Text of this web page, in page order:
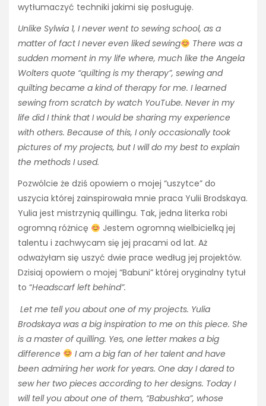
wytłumaczyć techniki jakimi się posługuję.
Unlike Sylwia 1, I never went to sewing school, as a
matter of fact I never even liked sewing
There was a
sudden moment in my life where, much like the Angela
Wolters quote “quilting is my therapy”, sewing and
quilting became a kind of therapy for me. I learned
sewing from scratch by watch YouTube. Never in my
life did I think that I would be sharing my experience
with others. Because of this, I only occasionally took
pictures of my projects, but I will do my best to explain
the methods I used.
Pozwólcie że dziś opowiem o mojej “uszytce” do
uszycia której zainspirowała mnie praca Yulii Brodskaya.
Yulia jest mistrzynią quillingu. Tak, jedna literka robi
ogromną różnicę
Jestem ogromną wielbicielką jej
talentu i zachwycam się jej pracami od lat. Aż
odważyłam się uszyć dwie prace według jej projektów.
Dzisiaj opowiem o mojej “Babuni” której oryginalny tytuł
to “Headscarf left behind”.
Let me tell you about one of my projects. Yulia
Brodskaya was a big inspiration to me on this piece. She
is a master of quilling. Yes, one letter makes a big
difference
I am a big fan of her talent and have
been admiring her work for years. One day I dared to
sew her two pieces according to her designs. Today I
will tell you about one of them, “Babushka”, whose